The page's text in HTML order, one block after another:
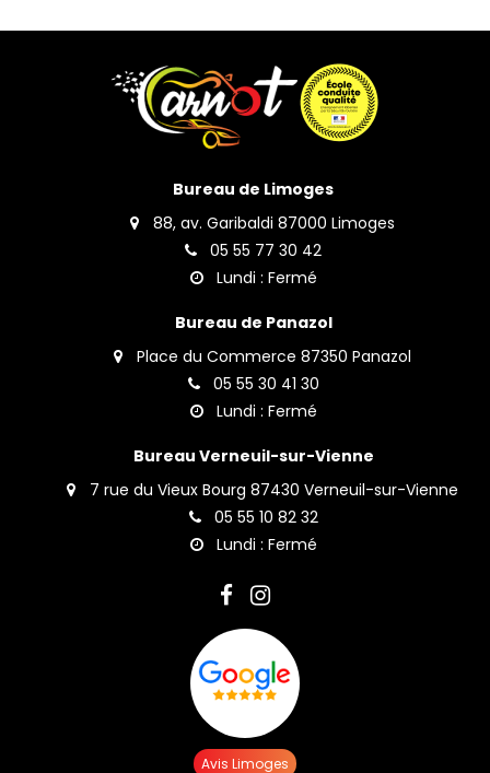
Bureau de Limoges
88, av. Garibaldi 87000 Limoges
05 55 77 30 42
Lundi : Fermé
Bureau de Panazol
Place du Commerce 87350 Panazol
05 55 30 41 30
Lundi : Fermé
Bureau Verneuil-sur-Vienne
7 rue du Vieux Bourg 87430 Verneuil-sur-Vienne
05 55 10 82 32
Lundi : Fermé
Avis Limoges